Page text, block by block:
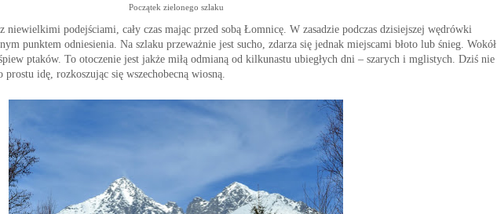
Początek zielonego szlaku
podejściami, cały czas mając przed sobą Łomnicę. W zasadzie podczas dzisiejszej wędrówki
punktem odniesienia. Na szlaku przeważnie jest sucho, zdarza się jednak miejscami błoto lub śnieg. Wokół
ptaków. To otoczenie jest jakże miłą odmianą od kilkunastu ubiegłych dni – szarych i mglistych. Dziś nie
idę, rozkoszując się wszechobecną wiosną.